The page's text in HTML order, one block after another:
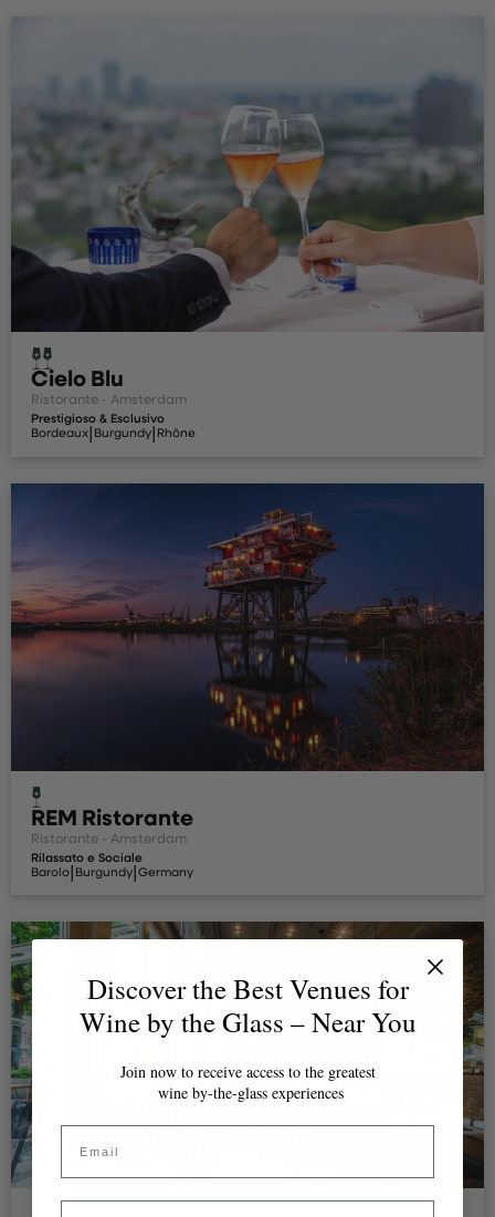
Cielo Blu
Ristorante - Amsterdam
Prestigioso & Esclusivo
Bordeaux| Burgundy| Rhône
REM Ristorante
Ristorante - Amsterdam
Rilassato e Sociale
Barolo| Burgundy|Germany
Discover the Best Venues for
Wine by the Glass – Near You
Join now to receive access to the greatest
wine by-the-glass experiences
Email
Country